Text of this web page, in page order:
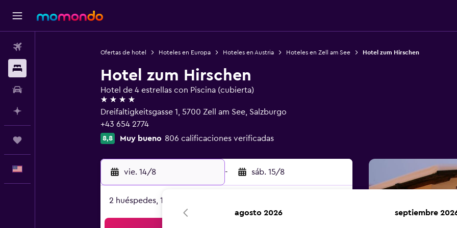
Ofertas de hotel Hoteles en Europa Hoteles en Austria Hoteles en Zell am See Hotel zum Hirschen
Hotel zum Hirschen
Hotel de 4 estrellas con Piscina (cubierta)
4 estrellas
Dreifaltigkeitsgasse 1, 5700 Zell am See, Salzburgo
+43 654 2774
8,8 Muy bueno 806 calificaciones verificadas
vie. 14/8 - sáb. 15/8
2 huéspedes, 1 habitación
agosto 2026 septiembre